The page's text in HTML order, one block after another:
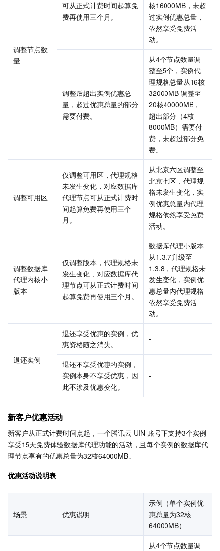
调整节点数
量
可从正式计费时间起算免
费再使用三个月。
核16000MB，未超
过实例优惠总量，
依然享受免费活
动。
调整后超出实例优惠总
量，超过优惠总量的部分
需要付费。
从4个节点数量调
整至5个，实例代
理规格总量从16核
32000MB 调整至
20核40000MB，
超出部分（4核
8000MB）需要付
费，未超过部分免
费。
调整可用区
仅调整可用区，代理规格
未发生变化，对应数据库
代理节点可从正式计费时
间起算免费再使用三个
月。
从北京六区调整至
北京七区，代理规
格未发生变化，实
例优惠总量内代理
规格依然享受免费
活动。
调整数据库
代理内核小
版本
仅调整版本，代理规格未
发生变化，对应数据库代
理节点可从正式计费时间
起算免费再使用三个月。
数据库代理小版本
从1.3.7升级至
1.3.8，代理规格未
发生变化，实例优
惠总量内代理规格
依然享受免费活
动。
退还实例
退还享受优惠的实例，优
惠资格随之消失。
-
退还不享受优惠的实例，
实例本身不享受优惠，因
此不涉及优惠变化。
-
新客户优惠活动
新客户从正式计费时间点起，一个腾讯云 UIN 账号下支持3个实例
享受15天免费体验数据库代理功能的活动，且每个实例的数据库代
理节点享有的优惠总量为32核64000MB。
优惠活动说明表
场景 优惠说明
示例（单个实例优
惠总量为32核
64000MB）
从4个节点数量调